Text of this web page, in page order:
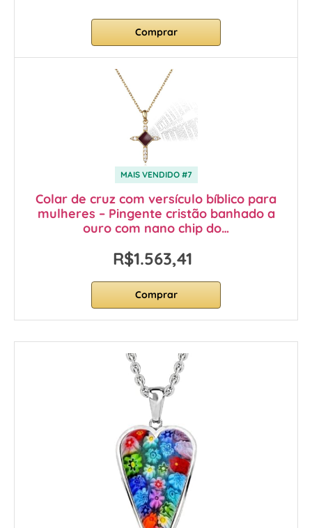
Comprar
MAIS VENDIDO #7
Colar de cruz com versículo bíblico para
mulheres – Pingente cristão banhado a
ouro com nano chip do…
R$1.563,41
Comprar